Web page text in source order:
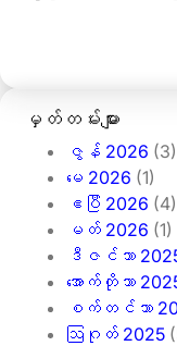
မှတ်တမ်းများ
ဇွန် 2026 (3)
မေ 2026 (1)
ဧပြီ 2026 (4)
မတ် 2026 (1)
ဒီဇင်ဘာ
အောက်တိုဘာ
စက်တင်ဘာ
ဩဂုတ် 2025